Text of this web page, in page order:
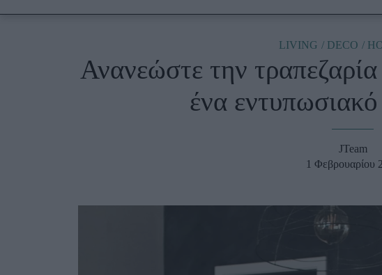
Woman Power Πρόσωπα
Success Stories
ΒΟΞ
LIVING DECO
Ανανεώστε την
ένα
JTeam
1 Φεβρουαρίου